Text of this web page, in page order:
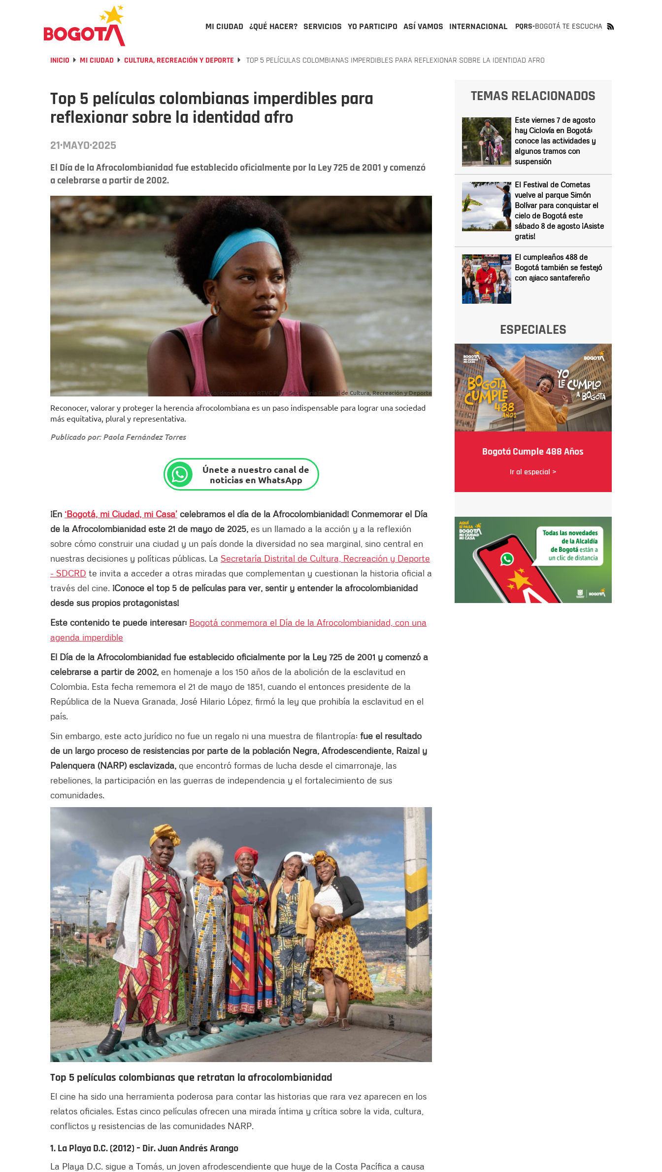
MI CIUDAD ¿QUÉ HACER? SERVICIOS YO PARTICIPO ASÍ VAMOS INTERNACIONAL PQRS-BOGOTÁ TE ESCUCHA
INICIO MI CIUDAD CULTURA, RECREACIÓN Y DEPORTE TOP 5 PELÍCULAS COLOMBIANAS IMPERDIBLES PARA REFLEXIONAR SOBRE LA IDENTIDAD AFRO
Top 5 películas colombianas imperdibles para
reflexionar sobre la identidad afro
21·MAYO·2025
El Día de la Afrocolombianidad fue establecido oficialmente por la Ley 725 de 2001 y comenzó
a celebrarse a partir de 2002.
Chocó, disponible en RTVC Play - Secretaría Distrital de Cultura, Recreación y Deporte
Reconocer, valorar y proteger la herencia afrocolombiana es un paso indispensable para lograr una sociedad
más equitativa, plural y representativa.
Publicado por: Paola Fernández Torres
Únete a nuestro canal de
noticias en WhatsApp
¡En ‘Bogotá, mi Ciudad, mi Casa’ celebramos el día de la Afrocolombianidad! Conmemorar el Día
de la Afrocolombianidad este 21 de mayo de 2025, es un llamado a la acción y a la reflexión
sobre cómo construir una ciudad y un país donde la diversidad no sea marginal, sino central en
nuestras decisiones y políticas públicas. La Secretaría Distrital de Cultura, Recreación y Deporte
- SDCRD te invita a acceder a otras miradas que complementan y cuestionan la historia oficial a
través del cine. ¡Conoce el top 5 de películas para ver, sentir y entender la afrocolombianidad
desde sus propios protagonistas!
Este contenido te puede interesar: Bogotá conmemora el Día de la Afrocolombianidad, con una
agenda imperdible
El Día de la Afrocolombianidad fue establecido oficialmente por la Ley 725 de 2001 y comenzó a
celebrarse a partir de 2002, en homenaje a los 150 años de la abolición de la esclavitud en
Colombia. Esta fecha rememora el 21 de mayo de 1851, cuando el entonces presidente de la
República de la Nueva Granada, José Hilario López, firmó la ley que prohibía la esclavitud en el
país.
Sin embargo, este acto jurídico no fue un regalo ni una muestra de filantropía: fue el resultado
de un largo proceso de resistencias por parte de la población Negra, Afrodescendiente, Raizal y
Palenquera (NARP) esclavizada, que encontró formas de lucha desde el cimarronaje, las
rebeliones, la participación en las guerras de independencia y el fortalecimiento de sus
comunidades.
Top 5 películas colombianas que retratan la afrocolombianidad
El cine ha sido una herramienta poderosa para contar las historias que rara vez aparecen en los
relatos oficiales. Estas cinco películas ofrecen una mirada íntima y crítica sobre la vida, cultura,
conflictos y resistencias de las comunidades NARP.
1. La Playa D.C. (2012) – Dir. Juan Andrés Arango
La Playa D.C. sigue a Tomás, un joven afrodescendiente que huye de la Costa Pacífica a causa
TEMAS RELACIONADOS
Este viernes 7 de agosto
hay Ciclovía en Bogotá:
conoce las actividades y
algunos tramos con
suspensión
El Festival de Cometas
vuelve al parque Simón
Bolívar para conquistar el
cielo de Bogotá este
sábado 8 de agosto ¡Asiste
gratis!
El cumpleaños 488 de
Bogotá también se festejó
con ajiaco santafereño
ESPECIALES
Bogotá Cumple 488 Años
Ir al especial >